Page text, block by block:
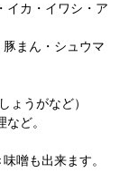
イカ・イワシ・ア
まん・シュウマ
ょうがなど）
ど。
噌も出来ます。